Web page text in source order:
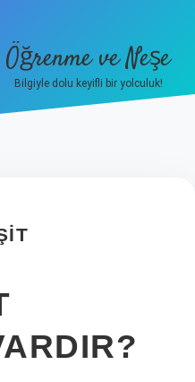
Öğrenme ve Neşe
Bilgiyle dolu keyifli bir yolculuk!